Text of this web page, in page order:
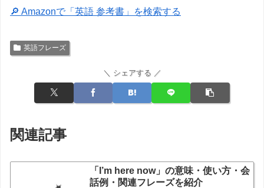
🔎 Amazonで「英語 参考書」を検索する
英語フレーズ
＼ シェアする ／
関連記事
「I’m here now」の意味・使い方・会
話例・関連フレーズを紹介